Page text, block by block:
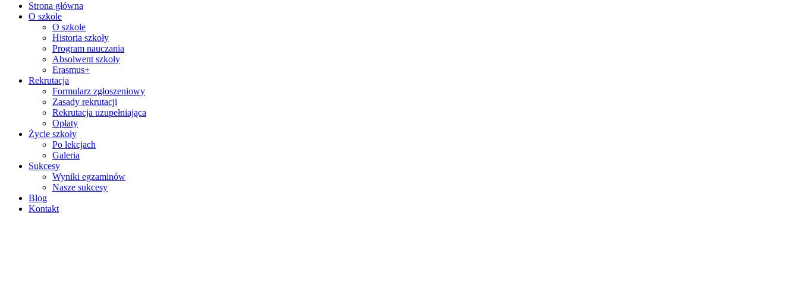
Strona główna
O szkole
O szkole
Historia szkoły
Program nauczania
Absolwent szkoły
Erasmus+
Rekrutacja
Formularz zgłoszeniowy
Zasady rekrutacji
Rekrutacja uzupełniająca
Opłaty
Życie szkoły
Po lekcjach
Galeria
Sukcesy
Wyniki egzaminów
Nasze sukcesy
Blog
Kontakt